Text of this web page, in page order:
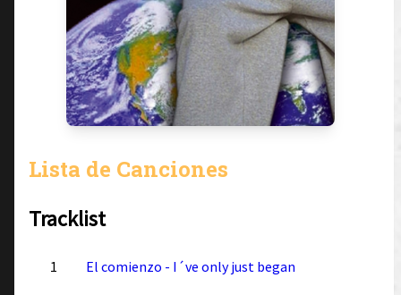
Lista de Canciones
Tracklist
1 El comienzo - I´ve only just began